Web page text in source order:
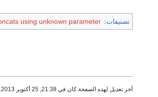
تصنيفات:
using unknown parameter
آخر تعديل لهذه الصفحة كان في 21:38, 25 أكتوبر 2013.